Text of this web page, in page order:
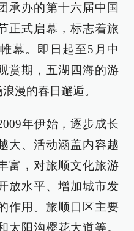
承办的第十六届中国
正式启幕，标志着旅
幕。即日起至5月中
赏期，五湖四海的游
漫的春日邂逅。
年伊始，逐步成长
大、活动涵盖内容越
富，对旅顺文化旅游
放水平、增加城市发
作用。旅顺口区主要
太阳沟樱花大道等。